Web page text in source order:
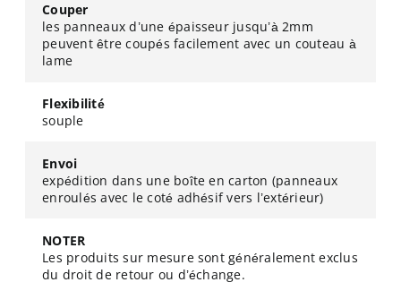
Couper
les panneaux d’une épaisseur jusqu’à 2mm
peuvent être coupés facilement avec un couteau à
lame
Flexibilité
souple
Envoi
expédition dans une boîte en carton (panneaux
enroulés avec le coté adhésif vers l’extérieur)
NOTER
Les produits sur mesure sont généralement exclus
du droit de retour ou d’échange.